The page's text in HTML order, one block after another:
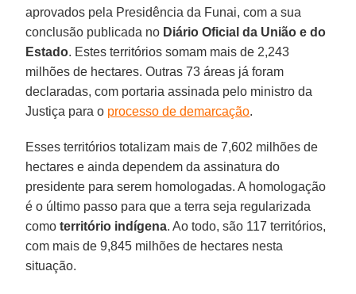
aprovados pela Presidência da Funai, com a sua
conclusão publicada no Diário Oficial da União e do
Estado. Estes territórios somam mais de 2,243
milhões de hectares. Outras 73 áreas já foram
declaradas, com portaria assinada pelo ministro da
Justiça para o processo de demarcação.
Esses territórios totalizam mais de 7,602 milhões de
hectares e ainda dependem da assinatura do
presidente para serem homologadas. A homologação
é o último passo para que a terra seja regularizada
comoterritório indígena. Ao todo, são 117 territórios,
com mais de 9,845 milhões de hectares nesta
situação.